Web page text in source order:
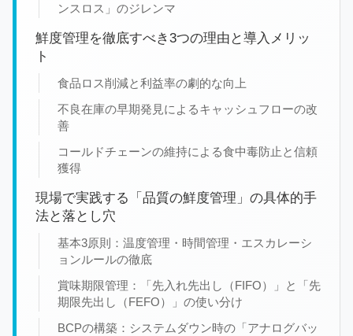
ンスロス」のジレンマ
鮮度管理を徹底すべき3つの理由と導入メリッ
ト
食品ロス削減と利益率の劇的な向上
不良在庫の早期発見によるキャッシュフローの改
善
コールドチェーンの維持による食中毒防止と信頼
獲得
現場で実践する「品質の鮮度管理」の具体的手
法と落とし穴
基本3原則：温度管理・時間管理・エスカレーシ
ョンルールの徹底
賞味期限管理：「先入れ先出し（FIFO）」と「先
期限先出し（FEFO）」の使い分け
BCPの構築：システムダウン時の「アナログバッ